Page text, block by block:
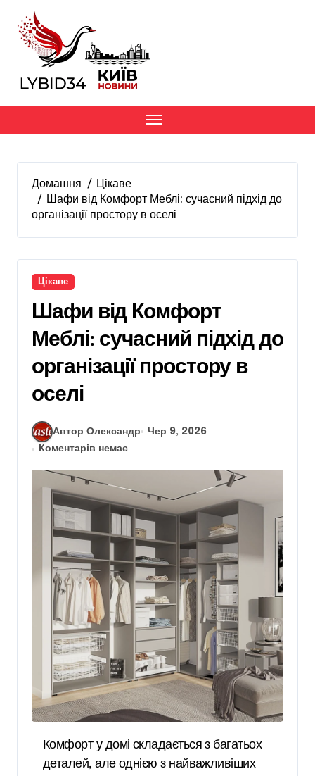
вмісту
Домашня
Цікаве
Шафи від Комфорт Меблі: сучасний підхід до
організації простору в оселі
Цікаве
Шафи від Комфорт
Меблі: сучасний підхід до
організації простору в
оселі
Автор Олександр
Чер 9, 2026
Коментарів немає
Комфорт у домі складається з багатьох
деталей, але однією з найважливіших